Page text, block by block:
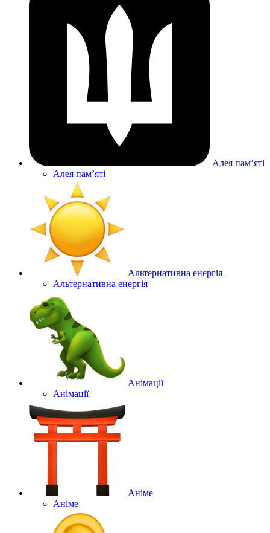
Алея памʼяті
Алея памʼяті
Альтернативна енергія
Альтернативна енергія
Анімації
Анімації
Аніме
Аніме